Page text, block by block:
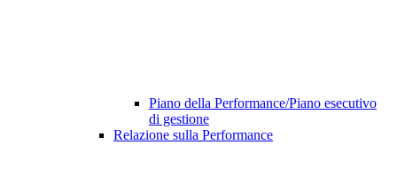
Piano della Performance/Piano esecutivo
di gestione
Relazione sulla Performance